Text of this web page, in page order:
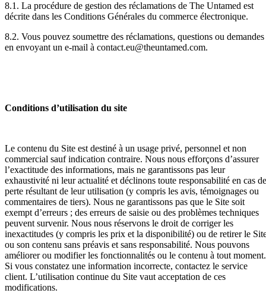
8.1. La procédure de gestion des réclamations de The Untamed est
décrite dans les Conditions Générales du commerce électronique.
8.2. Vous pouvez soumettre des réclamations, questions ou demandes
en envoyant un e-mail à contact.eu@theuntamed.com.
Conditions d’utilisation du site
Le contenu du Site est destiné à un usage privé, personnel et non
commercial sauf indication contraire. Nous nous efforçons d’assurer
l’exactitude des informations, mais ne garantissons pas leur
exhaustivité ni leur actualité et déclinons toute responsabilité en cas de
perte résultant de leur utilisation (y compris les avis, témoignages ou
commentaires de tiers). Nous ne garantissons pas que le Site soit
exempt d’erreurs ; des erreurs de saisie ou des problèmes techniques
peuvent survenir. Nous nous réservons le droit de corriger les
inexactitudes (y compris les prix et la disponibilité) ou de retirer le
ou son contenu sans préavis et sans responsabilité. Nous pouvons
améliorer ou modifier les fonctionnalités ou le contenu à tout moment.
Si vous constatez une information incorrecte, contactez le service
client. L’utilisation continue du Site vaut acceptation de ces
modifications.